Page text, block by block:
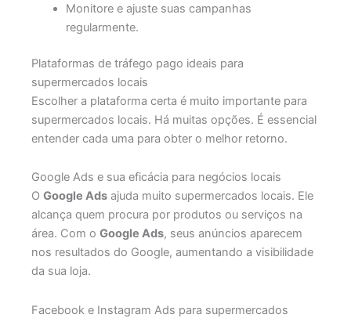
Monitore e ajuste suas campanhas
regularmente.
Plataformas de tráfego pago ideais para
supermercados locais
Escolher a plataforma certa é muito importante para
supermercados locais. Há muitas opções. É essencial
entender cada uma para obter o melhor retorno.
Google Ads e sua eficácia para negócios locais
O Google Ads ajuda muito supermercados locais. Ele
alcança quem procura por produtos ou serviços na
área. Com o Google Ads, seus anúncios aparecem
nos resultados do Google, aumentando a visibilidade
da sua loja.
Facebook e Instagram Ads para supermercados